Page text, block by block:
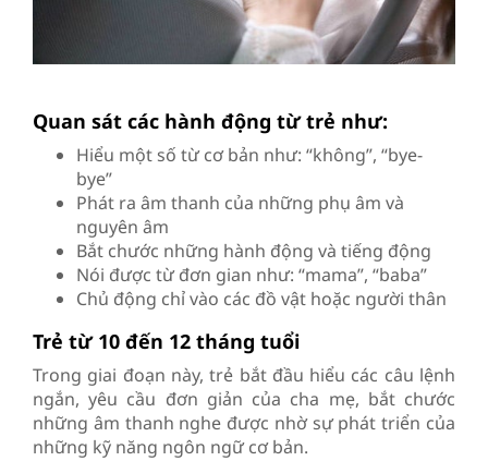
Quan sát các hành động từ trẻ như:
Hiểu một số từ cơ bản như: “không”, “bye-
bye”
Phát ra âm thanh của những phụ âm và
nguyên âm
Bắt chước những hành động và tiếng động
Nói được từ đơn gian như: “mama”, “baba”
Chủ động chỉ vào các đồ vật hoặc người thân
Trẻ từ 10 đến 12 tháng tuổi
Trong giai đoạn này, trẻ bắt đầu hiểu các câu lệnh
ngắn, yêu cầu đơn giản của cha mẹ, bắt chước
những âm thanh nghe được nhờ sự phát triển của
những kỹ năng ngôn ngữ cơ bản.